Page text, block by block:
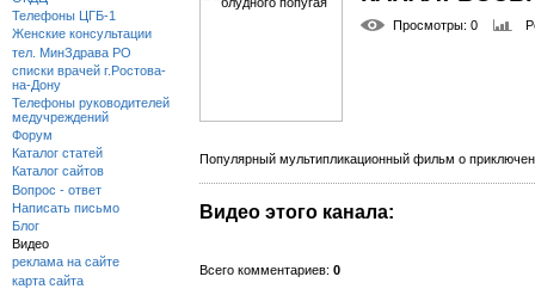
Телефоны ЦГБ-1
Женские консультации
тел. МинЗдрава РО
списки врачей г.Ростова-
на-Дону
Телефоны руководителей
медучреждений
Форум
Каталог статей
Каталог сайтов
Вопрос - ответ
Написать письмо
Блог
Видео
реклама на сайте
карта сайта
Просмотры: 0
Популярный мультипликационный фильм о
Видео этого канала:
Всего комментариев: 0